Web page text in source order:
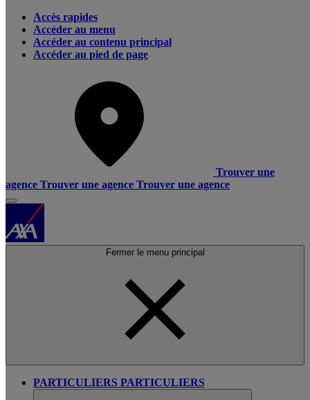
Accès rapides
Accéder au menu
Accéder au contenu principal
Accéder au pied de page
Trouver une
agence Trouver une agence Trouver une agence
Fermer le menu principal
PARTICULIERS PARTICULIERS